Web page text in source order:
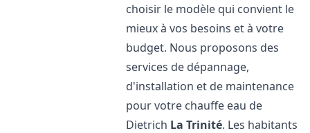
choisir le modèle qui convient le
mieux à vos besoins et à votre
budget. Nous proposons des
services de dépannage,
d'installation et de maintenance
pour votre chauffe eau de
Dietrich La Trinité. Les habitants